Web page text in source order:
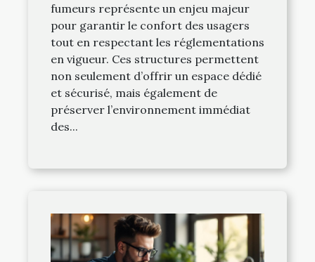
fumeurs représente un enjeu majeur
pour garantir le confort des usagers
tout en respectant les réglementations
en vigueur. Ces structures permettent
non seulement d’offrir un espace dédié
et sécurisé, mais également de
préserver l’environnement immédiat
des...